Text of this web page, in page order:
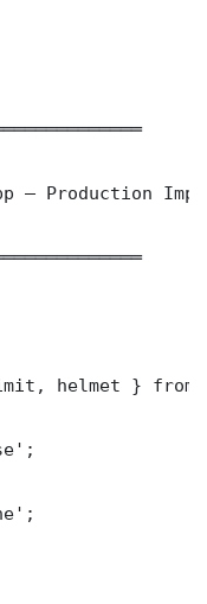
— Production
helmet } from